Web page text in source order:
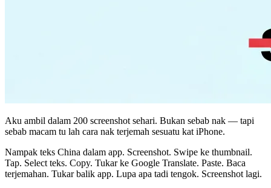
Aku ambil dalam 200 screenshot sehari. Bukan sebab nak — tapi
sebab macam tu lah cara nak terjemah sesuatu kat iPhone.
Nampak teks China dalam app. Screenshot. Swipe ke thumbnail.
Tap. Select teks. Copy. Tukar ke Google Translate. Paste. Baca
terjemahan. Tukar balik app. Lupa apa tadi tengok. Screenshot lagi.